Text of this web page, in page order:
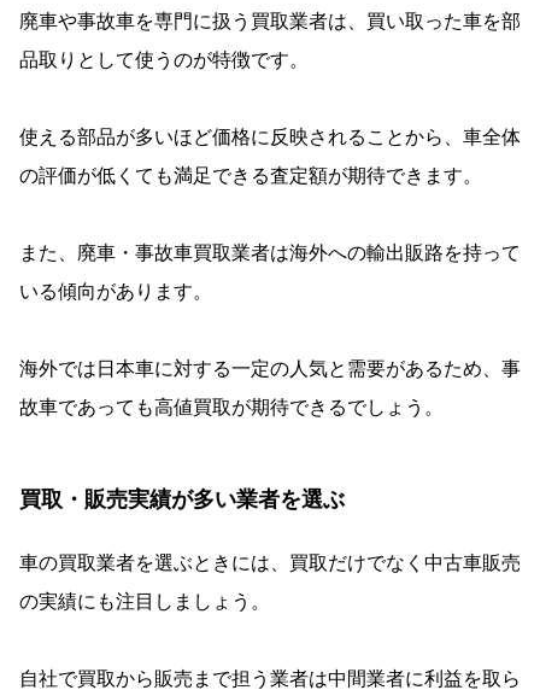
廃車や事故車を専門に扱う買取業者は、買い取った車を部
品取りとして使うのが特徴です。
使える部品が多いほど価格に反映されることから、車全体
の評価が低くても満足できる査定額が期待できます。
また、廃車・事故車買取業者は海外への輸出販路を持って
いる傾向があります。
海外では日本車に対する一定の人気と需要があるため、事
故車であっても高値買取が期待できるでしょう。
買取・販売実績が多い業者を選ぶ
車の買取業者を選ぶときには、買取だけでなく中古車販売
の実績にも注目しましょう。
自社で買取から販売まで担う業者は中間業者に利益を取ら